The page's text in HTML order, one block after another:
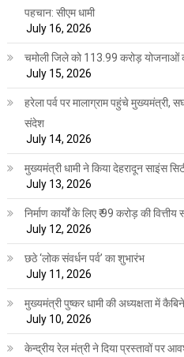
पहचान: सीएम धामी
July 16, 2026
चमोली जिले को 113.99 करोड़ योजनाओं
July 15, 2026
हरेला पर्व पर मालाग्राम पहुंचे मुख्यमंत्री,
संदेश
July 14, 2026
मुख्यमंत्री धामी ने किया देहरादून साइंस सिटी
July 13, 2026
निर्माण कार्यों के लिए ₹ 99 करोड़ की वित्तीय
July 12, 2026
छठे ‘लोक संवर्धन पर्व’ का शुभारंभ
July 11, 2026
मुख्यमंत्री पुष्कर धामी की अध्यक्षता में
July 10, 2026
केन्द्रीय रेल मंत्री ने दिया प्रस्तावों पर